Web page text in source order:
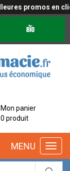
promos en
Mon panier
0 produit
MENU